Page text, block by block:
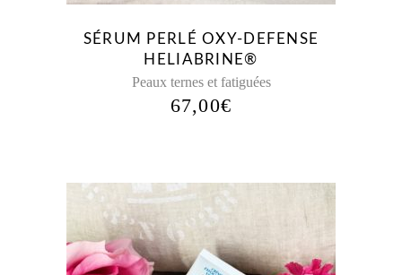
SÉRUM PERLÉ OXY-DEFENSE
HELIABRINE®
Peaux ternes et fatiguées
67,00€